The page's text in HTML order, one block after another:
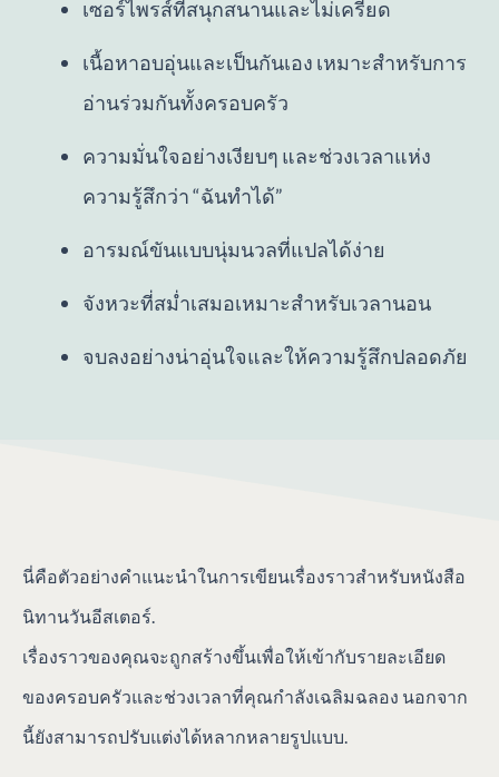
เซอร์ไพรส์ที่สนุกสนานและไม่เครียด
เนื้อหาอบอุ่นและเป็นกันเอง เหมาะสำหรับการ
อ่านร่วมกันทั้งครอบครัว
ความมั่นใจอย่างเงียบๆ และช่วงเวลาแห่ง
ความรู้สึกว่า “ฉันทำได้”
อารมณ์ขันแบบนุ่มนวลที่แปลได้ง่าย
จังหวะที่สม่ำเสมอเหมาะสำหรับเวลานอน
จบลงอย่างน่าอุ่นใจและให้ความรู้สึกปลอดภัย
นี่คือตัวอย่างคำแนะนำในการเขียนเรื่องราวสำหรับหนังสือ
นิทานวันอีสเตอร์.
เรื่องราวของคุณจะถูกสร้างขึ้นเพื่อให้เข้ากับรายละเอียด
ของครอบครัวและช่วงเวลาที่คุณกำลังเฉลิมฉลอง นอกจาก
นี้ยังสามารถปรับแต่งได้หลากหลายรูปแบบ.